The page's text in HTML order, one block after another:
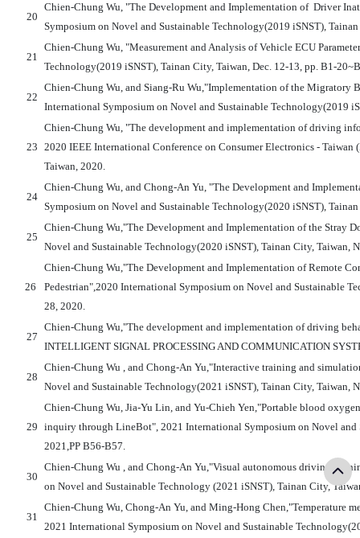
20
Chien-Chung Wu, "The Development and Implementation of Driver
Symposium on Novel and Sustainable Technology(2019 iSNST),
21
Chien-Chung Wu, "Measurement and Analysis of Vehicle ECU
Technology(2019 iSNST), Tainan City, Taiwan, Dec. 12-13, pp. B1-
22
Chien-Chung Wu, and Siang-Ru Wu,"Implementation of the
International Symposium on Novel and Sustainable Technology(2019
23
Chien-Chung Wu, "The development and implementation of driving
2020 IEEE International Conference on Consumer Electronics - Taiwan
Taiwan, 2020.
24
Chien-Chung Wu, and Chong-An Yu, "The Development and
Symposium on Novel and Sustainable Technology(2020 iSNST),
25
Chien-Chung Wu,"The Development and Implementation of the Stray
Novel and Sustainable Technology(2020 iSNST), Tainan City, Taiwan,
26
Chien-Chung Wu,"The Development and Implementation of Remote
Pedestrian",2020 International Symposium on Novel and Sustainable
28, 2020.
27
Chien-Chung Wu,"The development and implementation of driving
INTELLIGENT SIGNAL PROCESSING AND COMMUNICATION
28
Chien-Chung Wu , and Chong-An Yu,"Interactive training and
Novel and Sustainable Technology(2021 iSNST), Tainan City, Taiwan,
29
Chien-Chung Wu, Jia-Yu Lin, and Yu-Chieh Yen,"Portable blood
inquiry through LineBot", 2021 International Symposium on Novel
2021,PP B56-B57.
30
Chien-Chung Wu , and Chong-An Yu,"Visual autonomous driving
on Novel and Sustainable Technology (2021 iSNST), Tainan City,
31
Chien-Chung Wu, Chong-An Yu, and Ming-Hong Chen,"Temperature
2021 International Symposium on Novel and Sustainable